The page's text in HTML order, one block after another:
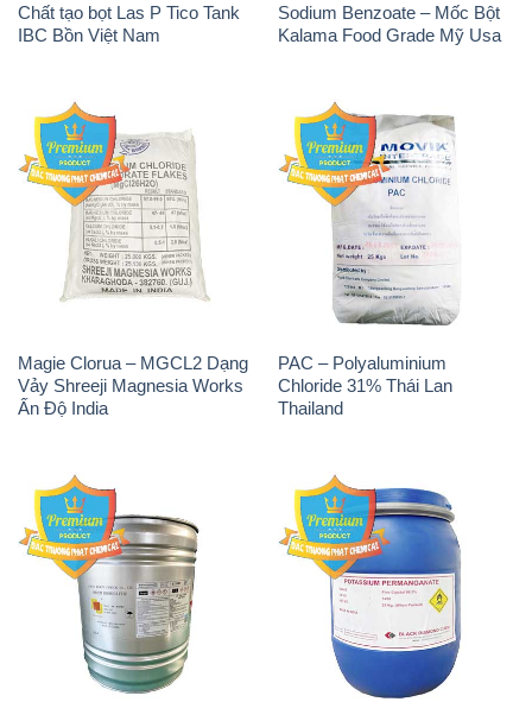
Chất tạo bọt Las P Tico Tank
IBC Bồn Việt Nam
Sodium Benzoate – Mốc Bột
Kalama Food Grade Mỹ Usa
Magie Clorua – MGCL2 Dạng
Vảy Shreeji Magnesia Works
Ấn Độ India
PAC – Polyaluminium
Chloride 31% Thái Lan
Thailand